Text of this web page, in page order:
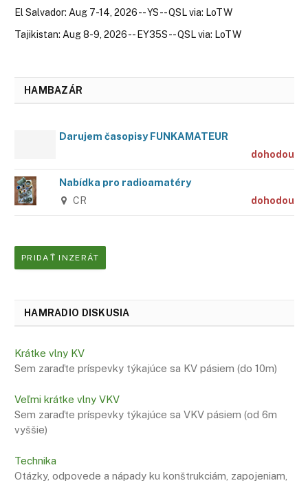
El Salvador: Aug 7-14, 2026 -- YS -- QSL via: LoTW
Tajikistan: Aug 8-9, 2026 -- EY35S -- QSL via: LoTW
HAMBAZÁR
Darujem časopisy FUNKAMATEUR
dohodou
Nabídka pro radioamatéry
CR dohodou
PRIDAŤ INZERÁT
HAMRADIO DISKUSIA
Krátke vlny KV
Sem zaraďte príspevky týkajúce sa KV pásiem (do 10m)
Veľmi krátke vlny VKV
Sem zaraďte príspevky týkajúce sa VKV pásiem (od 6m
vyššie)
Technika
Otázky, odpovede a nápady ku konštrukciám, zapojeniam,